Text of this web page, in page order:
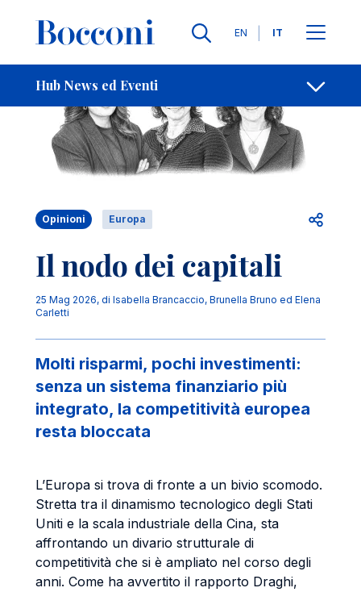
Lingue
EN IT
Hub News ed Eventi
Briciole di pane
Opinioni Europa Apri
Il nodo dei capitali
25 Mag 2026, di Isabella Brancaccio, Brunella Bruno ed Elena
Carletti
Molti risparmi, pochi investimenti:
senza un sistema finanziario più
integrato, la competitività europea
resta bloccata
L’Europa si trova di fronte a un bivio scomodo.
Stretta tra il dinamismo tecnologico degli Stati
Uniti e la scala industriale della Cina, sta
affrontando un divario strutturale di
competitività che si è ampliato nel corso degli
anni. Come ha avvertito il rapporto Draghi,